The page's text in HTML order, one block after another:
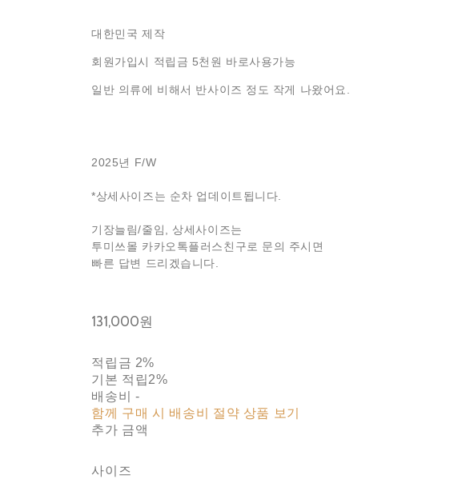
대한민국 제작
회원가입시 적립금 5천원 바로사용가능
일반 의류에 비해서 반사이즈 정도 작게 나왔어요.
2025년 F/W
*상세사이즈는 순차 업데이트됩니다.
기장늘림/줄임, 상세사이즈는
투미쓰몰 카카오톡플러스친구로 문의 주시면
빠른 답변 드리겠습니다.
131,000원
적립금 2%
기본 적립2%
배송비 -
함께 구매 시 배송비 절약 상품 보기
추가 금액
사이즈